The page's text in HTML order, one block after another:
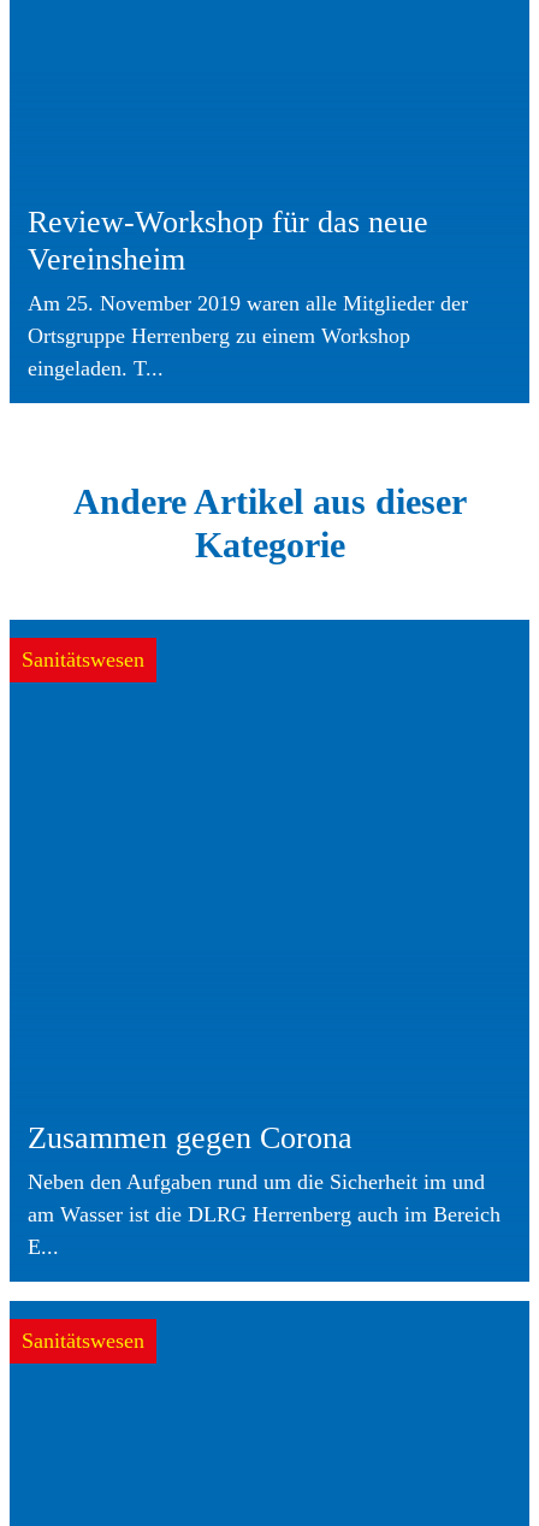
Review-Workshop für das neue
Vereinsheim
Am 25. November 2019 waren alle Mitglieder der
Ortsgruppe Herrenberg zu einem Workshop
eingeladen. T...
Andere Artikel aus dieser
Kategorie
Sanitätswesen
Zusammen gegen Corona
Neben den Aufgaben rund um die Sicherheit im und
am Wasser ist die DLRG Herrenberg auch im Bereich
E...
Sanitätswesen